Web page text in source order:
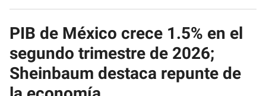
PIB de México crece 1.5% en el
segundo trimestre de 2026;
Sheinbaum destaca repunte de